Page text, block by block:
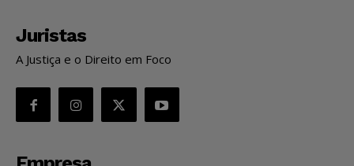
Juristas
A Justiça e o Direito em Foco